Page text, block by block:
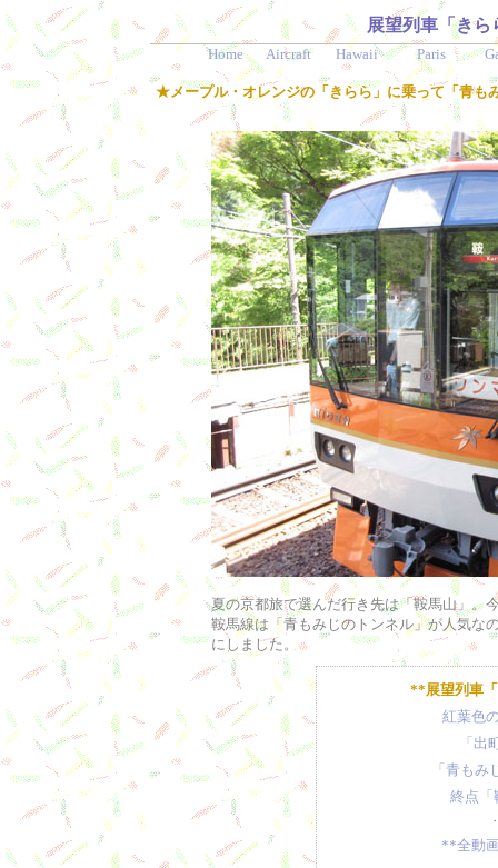
展望列車「き
Home Aircraft Hawaii Paris
★メープル・オレンジの「きらら」に乗って「青も
夏の京都旅で選んだ行き先は「鞍馬山」。
鞍馬線は「青もみじのトンネル」が人気な
にしました。
**展望列車
紅葉色
「出
「青も
終点「
**全動